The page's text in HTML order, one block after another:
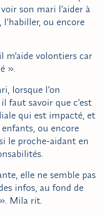
son mari l’aider à
ou encore
m’aide volontiers car
».
lorsque l’on
faut savoir que c’est
qui est impacté, et
ou encore
le proche-aidant en
elle ne semble pas
infos, au fond de
Mila rit.